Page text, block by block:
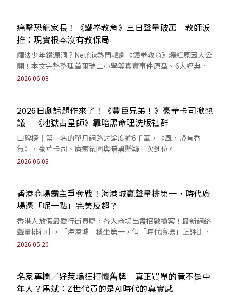
痛擊恐龍家長！《鐵拳教育》三日聲量破萬 教師淚
推：現實根本沒有教保局
觸法少年鑽漏洞？Netflix熱門韓劇《鐵拳教育》爆紅原因大公
開！本文完整整理首爾瑞二小學等真實事件原型、6大經典金
句與網友評價，直擊教權失控痛點。
2026.06.08
2026日劇話題作來了！《豐臣兄弟！》豪華卡司掀熱
議 《地獄占星師》靠暗黑命理洗版社群
口碑榜｜第一名的單月網路討論度逾6千筆，《風，帶有香
氣》，豪華卡司、療癒氛圍與暗黑懸疑一次到位。
2026.06.03
香港商場霸主爭奪戰！海港城贏聲量排第一，時代廣
場憑「呢一點」完美反超？
香港人放假最愛行街買嘢，各大商場出盡招數搶客！最新網絡
聲量排行中，「海港城」穩坐第一，但「時代廣場」正評比例
反超，引發網民熱議。
2026.05.20
名家專欄／好萊塢狂打懷舊牌 真正買單的竟不是中
年人？馬斌：Z世代買的是AI時代的真實感